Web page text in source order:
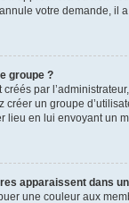
votre demande, il
groupe ?
par
créer un groupe
lieu en lui envoyant un
apparaissent dans
une couleur aux